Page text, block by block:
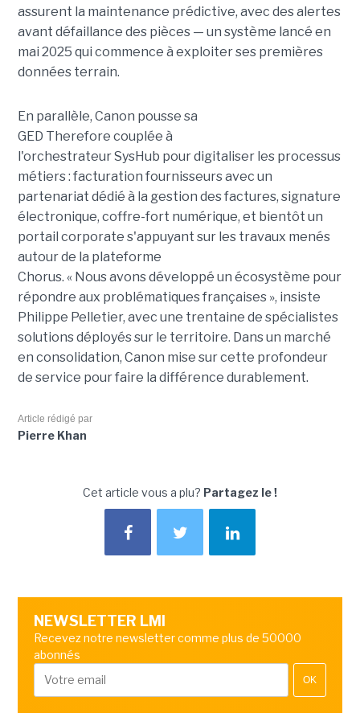
assurent la maintenance prédictive, avec des alertes
avant défaillance des pièces — un système lancé en
mai 2025 qui commence à exploiter ses premières
données terrain.
En parallèle, Canon pousse sa
GED Therefore couplée à
l'orchestrateurSysHub pour digitaliser les processus
métiers : facturation fournisseurs avec un
partenariat dédié à la gestion des factures, signature
électronique, coffre-fort numérique, et bientôt un
portail corporate s'appuyant sur les travaux menés
autour de la plateforme
Chorus. « Nous avons développé un écosystème pour
répondre aux problématiques françaises », insiste
Philippe Pelletier, avec une trentaine de spécialistes
solutions déployés sur le territoire. Dans un marché
en consolidation, Canon mise sur cette profondeur
de service pour faire la différence durablement.
Article rédigé par
Pierre Khan
Cet article vous a plu? Partagez le !
NEWSLETTER LMI
Recevez notre newsletter comme plus de 50000
abonnés
OK